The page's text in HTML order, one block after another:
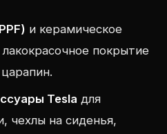
и керамическое
покрытие
Tesla для
чехлы на сиденья,